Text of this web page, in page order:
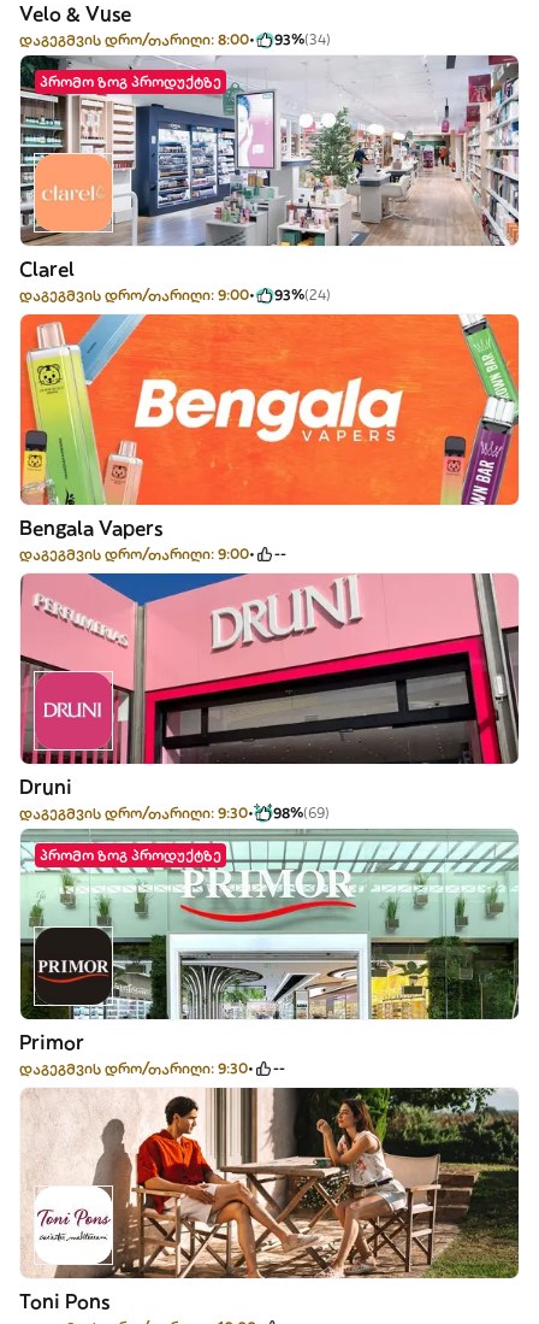
Velo & Vuse
დაგეგმვის დრო/თარიღი: 8:00 93%(34)
პრომო ზოგ პროდუქტზე
Clarel
დაგეგმვის დრო/თარიღი: 9:00 93%(24)
Bengala Vapers
დაგეგმვის დრო/თარიღი: 9:00 --
Druni
დაგეგმვის დრო/თარიღი: 9:30 98%(69)
პრომო ზოგ პროდუქტზე
Primor
დაგეგმვის დრო/თარიღი: 9:30 --
Toni Pons